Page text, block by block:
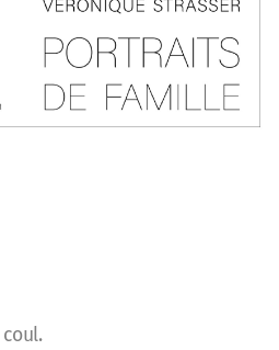
coul.